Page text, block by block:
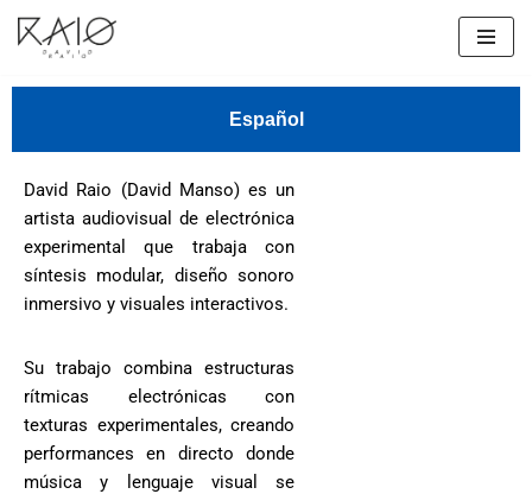
Skip
to
Español
David Raio (David Manso) es un
artista audiovisual de electrónica
experimental que trabaja con
síntesis modular, diseño sonoro
inmersivo y visuales interactivos.
Su trabajo combina estructuras
rítmicas electrónicas con
texturas experimentales, creando
performances en directo donde
música y lenguaje visual se